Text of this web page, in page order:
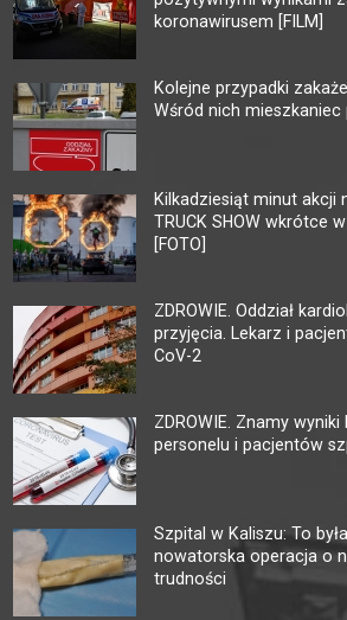
koronawirusem [FILM]
Kolejne przypadki
Wśród nich mieszkaniec
Kilkadziesiąt minut akcji
TRUCK SHOW wkrótce
[FOTO]
ZDROWIE. Oddział
przyjęcia. Lekarz i
CoV-2
ZDROWIE. Znamy
personelu i pacjentów
Szpital w Kaliszu: To
nowatorska operacja o
trudności